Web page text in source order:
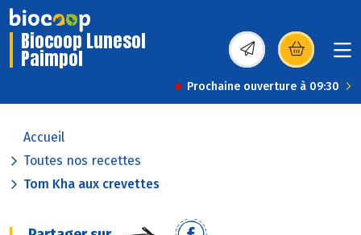
Biocoop Lunesol
Paimpol (s’ouvre dans une
Prochaine ouverture à 09:30
Accueil
Toutes nos recettes
Tom Kha aux crevettes